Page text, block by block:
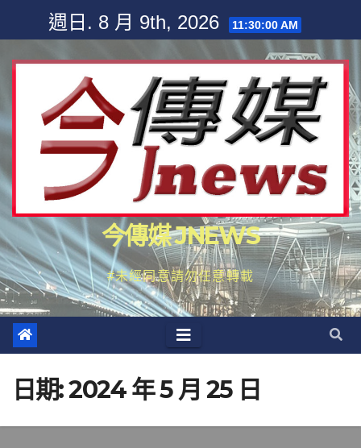
content
週日. 8 月 9th, 2026 11:30:02 AM
今傳媒 JNEWS
#未經同意請勿任意轉載
日期:2024 年 5 月 25 日